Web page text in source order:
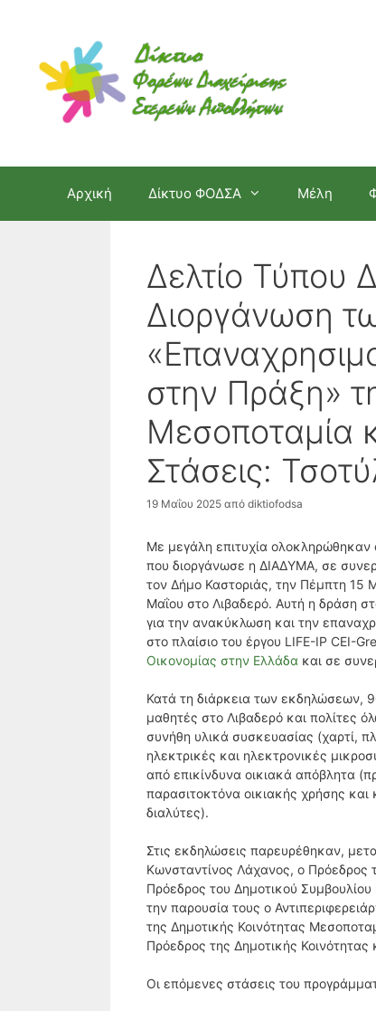
περιεχόμενο
Αρχική Δίκτυο ΦΟΔΣΑ Μέλη
Δελτίο Τύπου
Διοργάνωση
στην Πράξη»
Μεσοποταμία
Στάσεις:
19 Μαΐου 2025 από diktiofodsa
Με μεγάλη επιτυχία ολοκληρώθηκαν
που διοργάνωσε η ΔΙΑΔΥΜΑ, σε
τον Δήμο Καστοριάς, την Πέμπτη 15
Μαΐου στο Λιβαδερό. Αυτή η δράση
για την ανακύκλωση και την
στο πλαίσιο του έργου LIFE-IP CEI-
Οικονομίας στην Ελλάδα και σε
Κατά τη διάρκεια των εκδηλώσεων,
μαθητές στο Λιβαδερό και πολίτες
συνήθη υλικά συσκευασίας (χαρτί,
ηλεκτρικές και ηλεκτρονικές
από επικίνδυνα οικιακά απόβλητα
παρασιτοκτόνα οικιακής χρήσης και
διαλύτες).
Στις εκδηλώσεις παρευρέθηκαν,
Κωνσταντίνος Λάχανος, ο Πρόεδρος
Πρόεδρος του Δημοτικού
την παρουσία τους ο
της Δημοτικής Κοινότητας
Πρόεδρος της Δημοτικής
Οι επόμενες στάσεις του